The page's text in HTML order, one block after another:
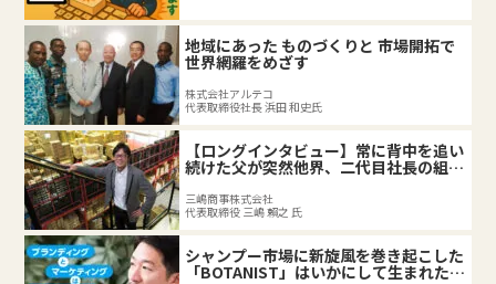
地域にあった ものづくりと 市場開拓で
世界網羅をめざす
株式会社アルテコ
代表取締役社長 浜田 和史氏
【ロングインタビュー】常に背中を追い
続けた父が突然他界、二代目社長の組織
づくり。
三嶋商事株式会社
代表取締役 三嶋 賴之 氏
シャンプー市場に新旋風を巻き起こした
「BOTANIST」はいかにして生まれたの